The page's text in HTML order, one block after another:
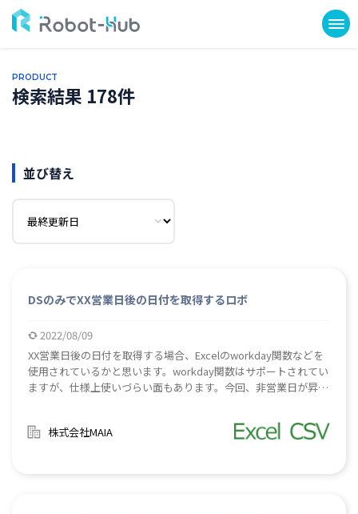
PRODUCT
検索結果 178件
並び替え
DSのみでXX営業日後の日付を取得するロボ
2022/08/09
XX営業日後の日付を取得する場合、Excelのworkday関数などを
使用されているかと思います。workday関数はサポートされてい
ますが、仕様上使いづらい面もあります。今回、非営業日が昇順
業日後の「XX」を変数に入力するだけで、XX営業日後の日付を取
得するロボを作成しました。DSのみで動作します。部品として
株式会社MAIA